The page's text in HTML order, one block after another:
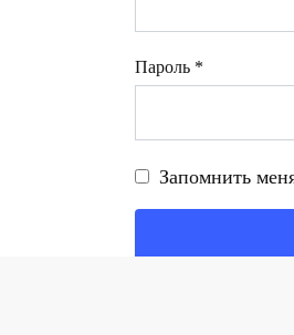
Пароль *
Запомнить